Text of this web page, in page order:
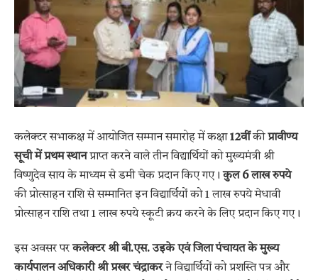
कलेक्टर सभाकक्ष में आयोजित सम्मान समारोह में कक्षा12वींकीप्रावीण्य
सूची में प्रथम स्थानप्राप्त करने वाले तीन विद्यार्थियों को मुख्यमंत्री श्री
विष्णुदेव साय के माध्यम से डमी चेक प्रदान किए गए।कुल 6 लाख रुपये
की प्रोत्साहन राशि से सम्मानित इन विद्यार्थियों को 1 लाख रुपये मेधावी
प्रोत्साहन राशि तथा 1 लाख रुपये स्कूटी क्रय करने के लिए प्रदान किए गए।
इस अवसर परकलेक्टर श्री बी.एस. उइके एवं जिला पंचायत के मुख्य
कार्यपालन अधिकारी श्री प्रखर चंद्राकरने विद्यार्थियों को प्रशस्ति पत्र और